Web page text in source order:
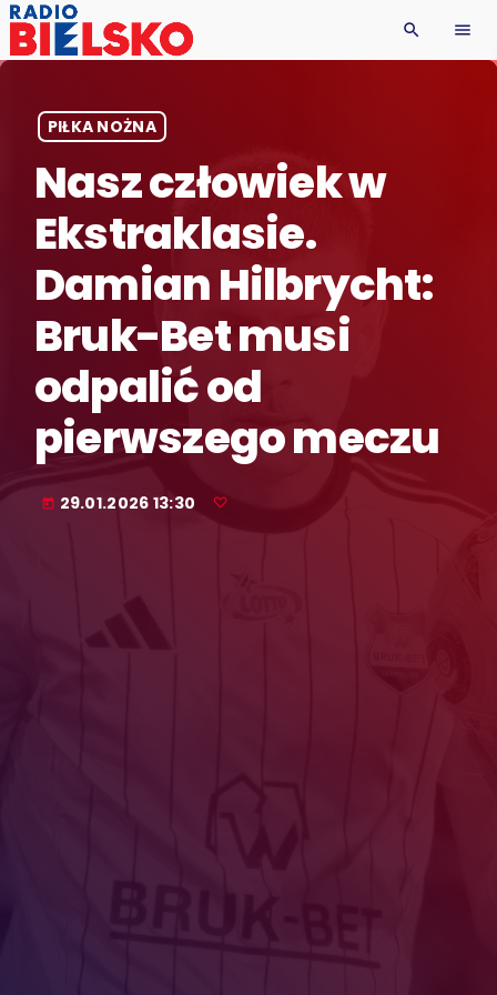
search menu
PIŁKA NOŻNA
Nasz człowiek w
Ekstraklasie.
Damian Hilbrycht:
Bruk-Bet musi
odpalić od
pierwszego meczu
today 29.01.2026 13:30